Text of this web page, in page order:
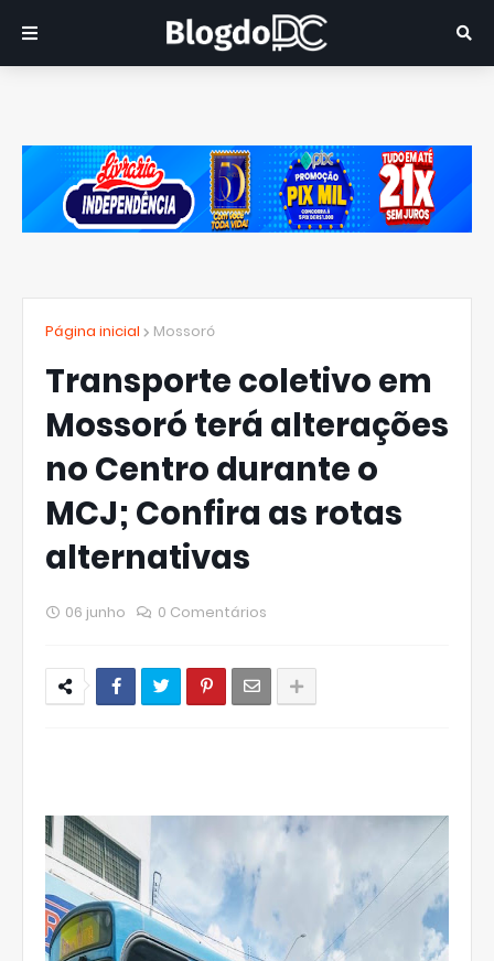
Página inicial Mossoró
Transporte coletivo em
Mossoró terá alterações
no Centro durante o
MCJ; Confira as rotas
alternativas
06 junho 0 Comentários